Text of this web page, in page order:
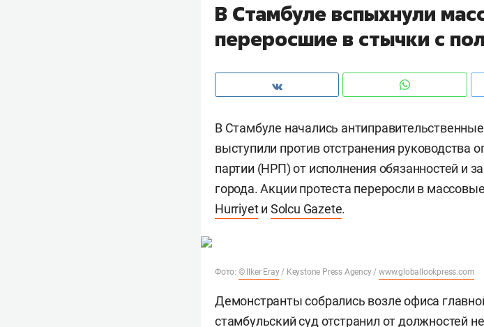
В Стамбуле вспыхнули
переросшие в стычки с
В Стамбуле начались
выступили против отстранения руководства
партии (НРП) от исполнения обязанностей и
города. Акции протеста переросли в
Hurriyetи Solcu Gazete.
Фото: © Ilker Eray/ Keystone Press Agency /www.globallookpress.com
Демонстранты собрались возле офиса
стамбульский суд отстранил от должностей